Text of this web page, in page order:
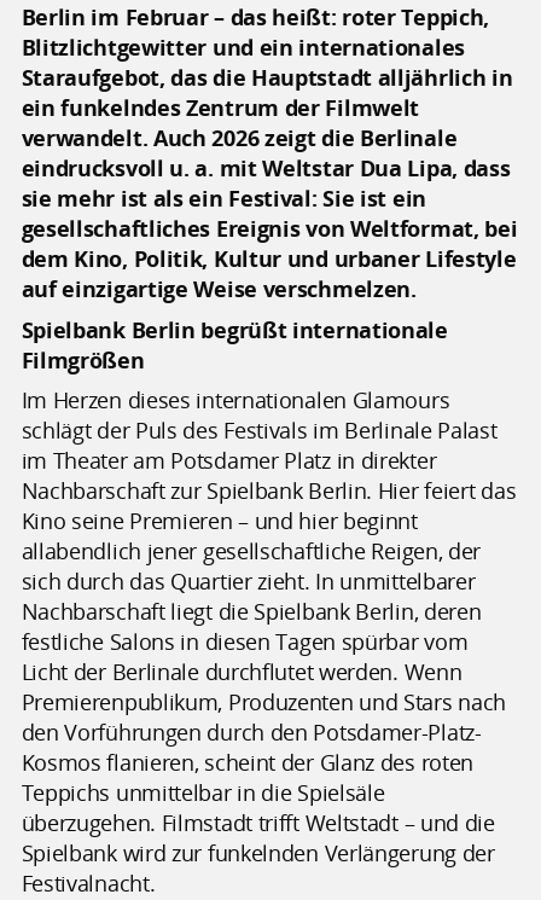
Berlin im Februar – das heißt: roter Teppich,
Blitzlichtgewitter und ein internationales
Staraufgebot, das die Hauptstadt alljährlich in
ein funkelndes Zentrum der Filmwelt
verwandelt. Auch 2026 zeigt die Berlinale
eindrucksvoll u. a. mit Weltstar Dua Lipa, dass
sie mehr ist als ein Festival: Sie ist ein
gesellschaftliches Ereignis von Weltformat, bei
dem Kino, Politik, Kultur und urbaner Lifestyle
auf einzigartige Weise verschmelzen.
Spielbank Berlin begrüßt internationale
Filmgrößen
Im Herzen dieses internationalen Glamours
schlägt der Puls des Festivals im Berlinale Palast
im Theater am Potsdamer Platz in direkter
Nachbarschaft zur Spielbank Berlin. Hier feiert das
Kino seine Premieren – und hier beginnt
allabendlich jener gesellschaftliche Reigen, der
sich durch das Quartier zieht. In unmittelbarer
Nachbarschaft liegt die Spielbank Berlin, deren
festliche Salons in diesen Tagen spürbar vom
Licht der Berlinale durchflutet werden. Wenn
Premierenpublikum, Produzenten und Stars nach
den Vorführungen durch den Potsdamer-Platz-
Kosmos flanieren, scheint der Glanz des roten
Teppichs unmittelbar in die Spielsäle
überzugehen. Filmstadt trifft Weltstadt – und die
Spielbank wird zur funkelnden Verlängerung der
Festivalnacht.